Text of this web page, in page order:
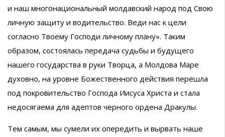
и наш многонациональный молдавский народ под Свою
личную защиту и водительство. Веди нас к цели
согласно Твоему Господи личному плану». Таким
образом, состоялась передача судьбы и будущего
нашего государства в руки Творца, а Молдова Маре
духовно, на уровне Божественного действия перешла
под покровительство Господа Иисуса Христа и стала
недосягаема для адептов черного ордена Дракулы.
Тем самым, мы сумели их опередить и вырвать наше